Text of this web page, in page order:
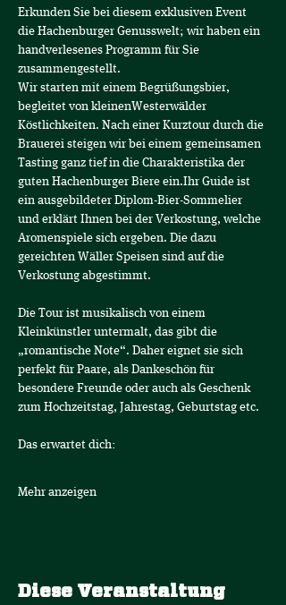
Erkunden Sie bei diesem exklusiven Event
die Hachenburger Genusswelt; wir haben ein
handverlesenes Programm für Sie
zusammengestellt.
Wir starten mit einem Begrüßungsbier,
begleitet von kleinenWesterwälder
Köstlichkeiten. Nach einer Kurztour durch die
Brauerei steigen wir bei einem gemeinsamen
Tasting ganz tief in die Charakteristika der
guten Hachenburger Biere ein.Ihr Guide ist
ein ausgebildeter Diplom-Bier-Sommelier
und erklärt Ihnen bei der Verkostung, welche
Aromenspiele sich ergeben. Die dazu
gereichten Wäller Speisen sind auf die
Verkostung abgestimmt.
Die Tour ist musikalisch von einem
Kleinkünstler untermalt, das gibt die
„romantische Note“. Daher eignet sie sich
perfekt für Paare, als Dankeschön für
besondere Freunde oder auch als Geschenk
zum Hochzeitstag, Jahrestag, Geburtstag etc.
Das erwartet dich:
Mehr anzeigen
Diese Veranstaltung